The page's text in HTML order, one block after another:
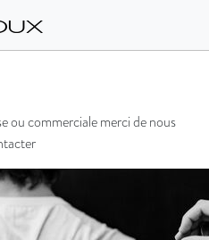
ou commerciale merci de nous